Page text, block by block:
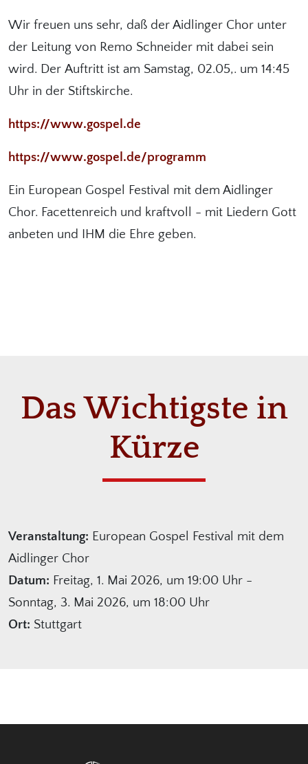
Wir freuen uns sehr, daß der Aidlinger Chor unter
der Leitung von Remo Schneider mit dabei sein
wird. Der Auftritt ist am Samstag, 02.05,. um 14:45
Uhr in der Stiftskirche.
https://www.gospel.de
https://www.gospel.de/programm
Ein European Gospel Festival mit dem Aidlinger
Chor. Facettenreich und kraftvoll - mit Liedern Gott
anbeten und IHM die Ehre geben.
Das Wichtigste in
Kürze
Veranstaltung: European Gospel Festival mit dem
Aidlinger Chor
Datum: Freitag, 1. Mai 2026, um 19:00 Uhr -
Sonntag, 3. Mai 2026, um 18:00 Uhr
Ort: Stuttgart